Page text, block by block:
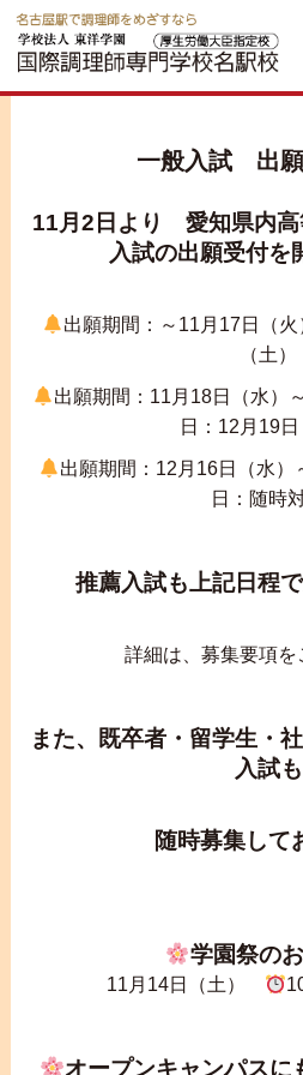
一般入試 出
11月2日より 愛知県内高
入試の出願受付を
出願期間：～11月17日（
（土）
出願期間：11月18日（水）
日：12月19日
出願期間：12月16日（水
日：随時
推薦入試も上記日程
詳細は、募集要項を
また、既卒者・留学生・
入試も
随時募集して
学園祭の
11月14日（土）
オープンキャンパスに